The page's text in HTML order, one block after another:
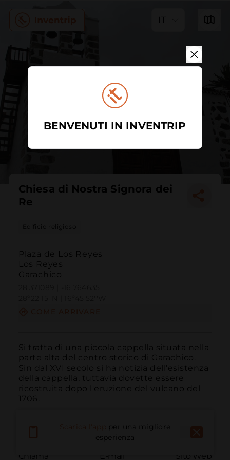
IT
Chiesa di Nostra Signora dei
Re
Edificio religioso
Plaza de Los Reyes
Los Reyes
Garachico
Si tratta di una piccola cappella situata nella
parte alta del centro storico di Garachico.
Sin dal XVI secolo si ha notizia dell'esistenza
della cappella, tuttavia dovette essere
ricostruita dopo l'eruzione del vulcano del
1706.
Chiama E-mail Sito Web
per una migliore
esperienza
BENVENUTI IN INVENTRIP